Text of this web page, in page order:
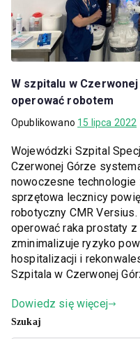
W szpitalu w
operować robotem
Opublikowano 15 lipca 2022
Wojewódzki Szpital
Czerwonej Górze
nowoczesne technologie
sprzętowa lecznicy
robotyczny CMR
operować raka prostaty
zminimalizuje ryzyko
hospitalizacji i
Szpitala w Czerwonej
Dowiedz się więcej
Szukaj